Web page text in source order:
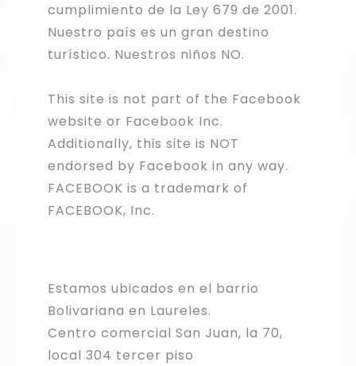
cumplimiento de la Ley 679 de 2001.
Nuestro país es un gran destino
turístico. Nuestros niños NO.
This site is not part of the Facebook
website or Facebook Inc.
Additionally, this site is NOT
endorsed by Facebook in any way.
FACEBOOK is a trademark of
FACEBOOK, Inc.
Estamos ubicados en el barrio
Bolivariana en Laureles.
Centro comercial San Juan, la 70,
local 304 tercer piso